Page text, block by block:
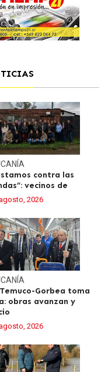
contra las
vecinos de
2026
Gorbea toma
obras avanzan y
2026